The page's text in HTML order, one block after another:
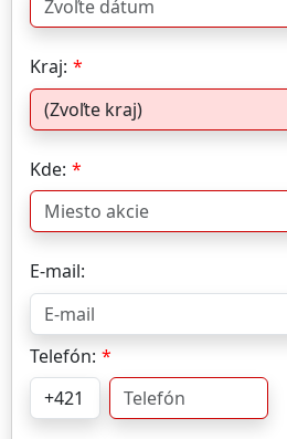
Kraj:
Kde:
E-mail:
Telefón: